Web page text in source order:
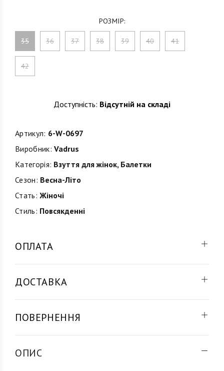
РОЗМІР:
35 36 37 38 39 40 41
42
Доступність: Відсутній на складі
Артикул: 6-W-0697
Виробник: Vadrus
Категорія: Взуття для жінок, Балетки
Сезон: Весна-Літо
Стать: Жіночі
Стиль: Повсякденні
ОПЛАТА
ДОСТАВКА
ПОВЕРНЕННЯ
ОПИС